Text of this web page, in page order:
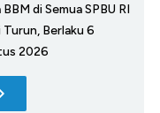
di Semua SPBU RI
Turun, Berlaku 6
2026